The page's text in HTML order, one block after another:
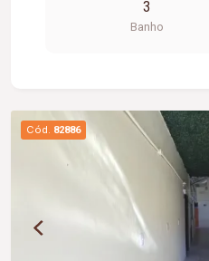
3
Banho
Cód. 82886